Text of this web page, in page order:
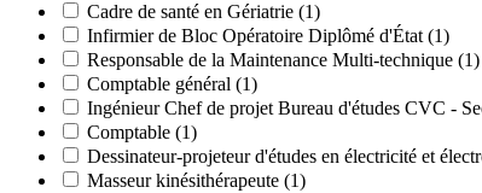
Cadre de santé en Gériatrie (1)
Infirmier de Bloc Opératoire Diplômé d'État (1)
Responsable de la Maintenance Multi-technique (1)
Comptable général (1)
Ingénieur Chef de projet Bureau d'études CVC -
Comptable (1)
Dessinateur-projeteur d'études en électricité et
Masseur kinésithérapeute (1)